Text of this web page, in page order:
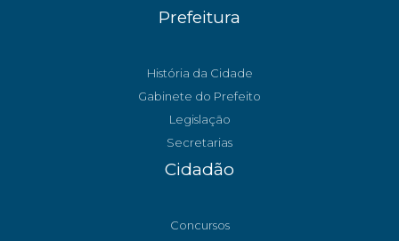
Prefeitura
História da Cidade
Gabinete do Prefeito
Legislação
Secretarias
Cidadão
Concursos